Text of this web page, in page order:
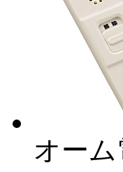
オーム